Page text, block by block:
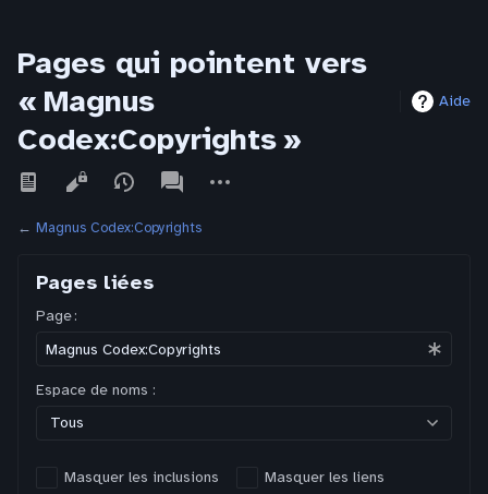
Pages qui pointent vers
« Magnus
Codex:Copyrights »
Aide
Affichages
associated-
pages
actions
← Magnus Codex:Copyrights
Pages liées
Page :
Espace de noms :
Tous
Masquer les inclusions Masquer les liens